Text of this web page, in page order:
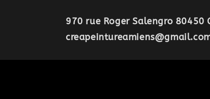
970 rue Roger Salengro 80450